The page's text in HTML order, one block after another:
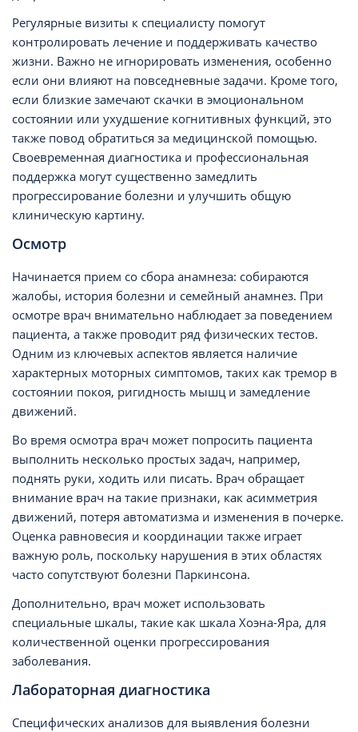
Регулярные визиты к специалисту помогут
контролировать лечение и поддерживать качество
жизни. Важно не игнорировать изменения, особенно
если они влияют на повседневные задачи. Кроме того,
если близкие замечают скачки в эмоциональном
состоянии или ухудшение когнитивных функций, это
также повод обратиться за медицинской помощью.
Своевременная диагностика и профессиональная
поддержка могут существенно замедлить
прогрессирование болезни и улучшить общую
клиническую картину.
Осмотр
Начинается прием со сбора анамнеза: собираются
жалобы, история болезни и семейный анамнез. При
осмотре врач внимательно наблюдает за поведением
пациента, а также проводит ряд физических тестов.
Одним из ключевых аспектов является наличие
характерных моторных симптомов, таких как тремор в
состоянии покоя, ригидность мышц и замедление
движений.
Во время осмотра врач может попросить пациента
выполнить несколько простых задач, например,
поднять руки, ходить или писать. Врач обращает
внимание врач на такие признаки, как асимметрия
движений, потеря автоматизма и изменения в почерке.
Оценка равновесия и координации также играет
важную роль, поскольку нарушения в этих областях
часто сопутствуют болезни Паркинсона.
Дополнительно, врач может использовать
специальные шкалы, такие как шкала Хоэна-Яра, для
количественной оценки прогрессирования
заболевания.
Лабораторная диагностика
Специфических анализов для выявления болезни